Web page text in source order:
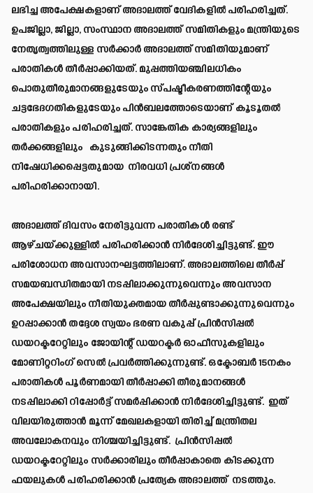
ലഭിച്ച അപേക്ഷകളാണ് അദാലത്ത് വേദികളിൽ പരിഹരിച്ചത്.
ഉപജില്ലാ, ജില്ലാ, സംസ്ഥാന അദാലത്ത് സമിതികളും മന്ത്രിയുടെ
നേതൃത്വത്തിലുള്ള സർക്കാർ അദാലത്ത് സമിതിയുമാണ്
പരാതികൾ തീർപ്പാക്കിയത്. മുപ്പത്തിയഞ്ചിലധികം
പൊതുതീരുമാനങ്ങളുടേയും സ്പഷ്ടീകരണത്തിന്റേയും
ചട്ടഭേദഗതികളുടേയും പിൻബലത്തോടെയാണ് കൂടൂതൽ
പരാതികളും പരിഹരിച്ചത്. സാങ്കേതിക കാര്യങ്ങളിലും
തർക്കങ്ങളിലും കുടുങ്ങിക്കിടന്നതും നീതി
നിഷേധിക്കപ്പെട്ടതുമായ നിരവധി പ്രശ്നങ്ങൾ
പരിഹരിക്കാനായി.
അദാലത്ത് ദിവസം നേരിട്ടുവന്ന പരാതികൾ രണ്ട്
ആഴ്ചയ്ക്കുള്ളിൽ പരിഹരിക്കാൻ നിർദേശിച്ചിട്ടുണ്ട്. ഈ
പരിശോധന അവസാനഘട്ടത്തിലാണ്. അദാലത്തിലെ തീർപ്പ്
സമയബന്ധിതമായി നടപ്പിലാക്കുന്നുവെന്നും അവസാന
അപേക്ഷയിലും നീതിയുക്തമായ തീർപ്പുണ്ടാക്കുന്നുവെന്നും
ഉറപ്പാക്കാൻ തദ്ദേശ സ്വയം ഭരണ വകുപ്പ് പ്രിൻസിപ്പൽ
ഡയറക്ടറേറ്റിലും ജോയിന്റ് ഡയറക്ടർ ഓഫീസുകളിലും
മോണിറ്ററിംഗ് സെൽ പ്രവർത്തിക്കുന്നുണ്ട്. ഒക്ടോബർ 15നകം
പരാതികൾ പൂർണമായി തീർപ്പാക്കി തീരുമാനങ്ങൾ
നടപ്പിലാക്കി റിപ്പോർട്ട് സമർപ്പിക്കാൻ നിർദേശിച്ചിട്ടുണ്ട്. ഇത്
വിലയിരുത്താൻ മൂന്ന് മേഖലകളായി തിരിച്ച് മന്ത്രിതല
അവലോകനവും നിശ്ചയിച്ചിട്ടുണ്ട്. പ്രിൻസിപ്പൽ
ഡയറക്ടറേറ്റിലും സർക്കാരിലും തീർപ്പാകാതെ കിടക്കുന്ന
ഫയലുകൾ പരിഹരിക്കാൻ പ്രത്യേക അദാലത്ത് നടത്തും.